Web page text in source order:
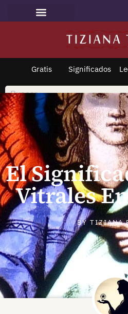
Gratis Significados
El
Vitrales
BY TIZIANA